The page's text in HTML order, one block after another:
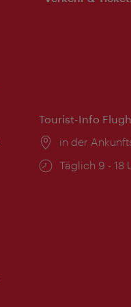
Tourist-Info
Ort:
in der
Täglich 9 - 18